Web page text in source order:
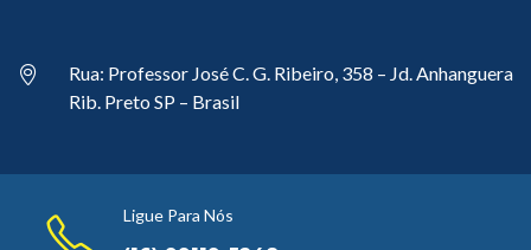
o
Rua: Professor José C. G. Ribeiro, 358 – Jd. Anhanguera
Rib. Preto SP – Brasil
Ligue Para Nós